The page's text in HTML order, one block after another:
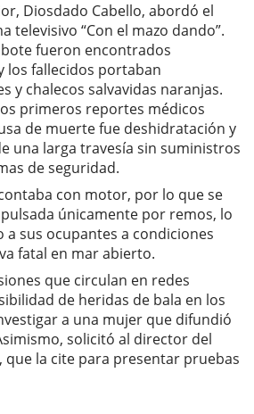
Diosdado Cabello, abordó el
televisivo “Con el mazo dando”.
fueron encontrados
los fallecidos portaban
y chalecos salvavidas naranjas.
primeros reportes médicos
de muerte fue deshidratación y
una larga travesía sin suministros
de seguridad.
con motor, por lo que se
únicamente por remos, lo
a sus ocupantes a condiciones
fatal en mar abierto.
que circulan en redes
de heridas de bala en los
a una mujer que difundió
solicitó al director del
que la cite para presentar pruebas